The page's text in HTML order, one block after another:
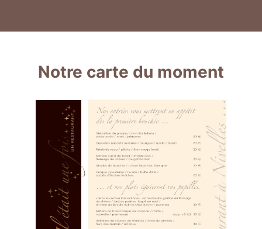
Notre carte du moment